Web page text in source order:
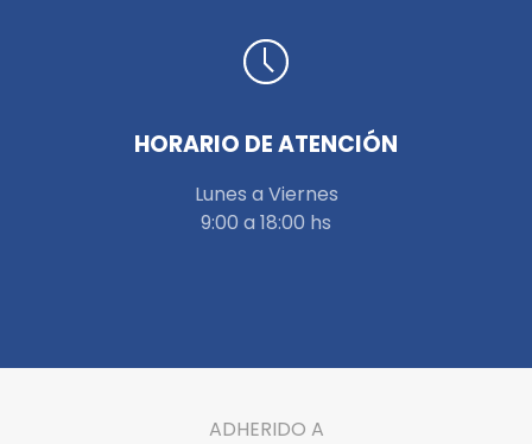
HORARIO DE ATENCIÓN
Lunes a Viernes
9:00 a 18:00 hs
ADHERIDO A